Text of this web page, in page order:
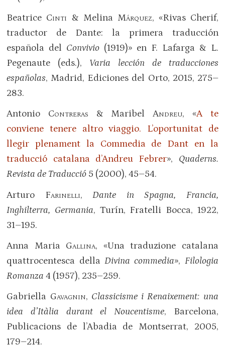
Beatrice Cinti & Melina Márquez, «Rivas Cherif,
traductor de Dante: la primera traducción
española del Convivio (1919)» en F. Lafarga & L.
Pegenaute (eds.), Varia lección de traducciones
españolas, Madrid, Ediciones del Orto, 2015, 275–
283.
Antonio Contreras & MaribelAndreu, «A te
conviene tenere altro viaggio. L’oportunitat de
llegir plenament la Commedia de Dant en la
traducció catalana d’Andreu Febrer», Quaderns.
Revista de Traducció 5 (2000), 45–54.
Arturo Farinelli,Dante in Spagna, Francia,
Inghilterra, Germania, Turín, Fratelli Bocca, 1922,
31–195.
Anna Maria Gallina, «Una traduzione catalana
quattrocentesca della Divina commedia», Filologia
Romanza4 (1957), 235–259.
Gabriella Gavagnin, Classicisme i Renaixement: una
idea d’Itàlia durant el Noucentisme, Barcelona,
Publicacions de l’Abadia de Montserrat, 2005,
179–214.